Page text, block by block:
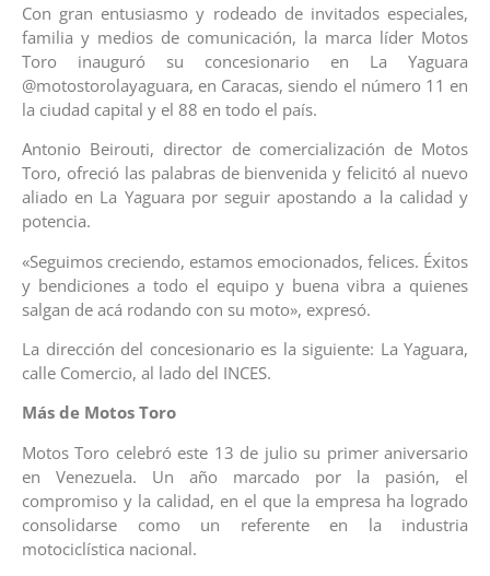
Con gran entusiasmo y rodeado de invitados especiales,
familia y medios de comunicación, la marca líder Motos
Toro inauguró su concesionario en La Yaguara
@motostorolayaguara, en Caracas, siendo el número 11 en
la ciudad capital y el 88 en todo el país.
Antonio Beirouti, director de comercialización de Motos
Toro, ofreció las palabras de bienvenida y felicitó al nuevo
aliado en La Yaguara por seguir apostando a la calidad y
potencia.
«Seguimos creciendo, estamos emocionados, felices. Éxitos
y bendiciones a todo el equipo y buena vibra a quienes
salgan de acá rodando con su moto», expresó.
La dirección del concesionario es la siguiente: La Yaguara,
calle Comercio, al lado del INCES.
Más de Motos Toro
Motos Toro celebró este 13 de julio su primer aniversario
en Venezuela. Un año marcado por la pasión, el
compromiso y la calidad, en el que la empresa ha logrado
consolidarse como un referente en la industria
motociclística nacional.